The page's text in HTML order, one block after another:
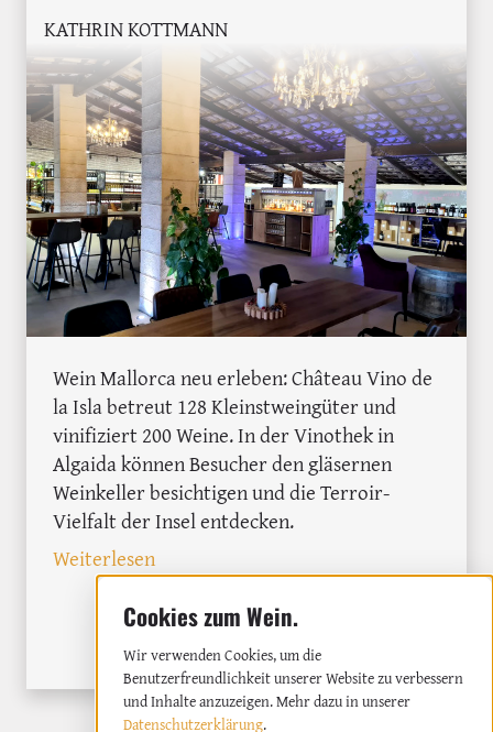
KATHRIN KOTTMANN
Wein Mallorca neu erleben: Château Vino de
la Isla betreut 128 Kleinstweingüter und
vinifiziert 200 Weine. In der Vinothek in
Algaida können Besucher den gläsernen
Weinkeller besichtigen und die Terroir-
Vielfalt der Insel entdecken.
Weiterlesen: Château Vino de la Isla – Mallorcas
MEHR ÜBER DIE BALEAREN
Wir verwenden Cookies, um die
Benutzerfreundlichkeit unserer Website zu verbessern
und Inhalte anzuzeigen. Mehr dazu in unserer
Datenschutzerklärung.